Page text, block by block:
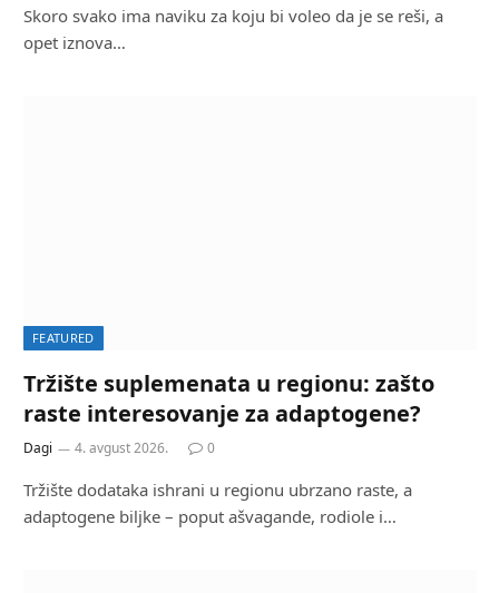
Skoro svako ima naviku za koju bi voleo da je se reši, a
opet iznova…
FEATURED
Tržište suplemenata u regionu: zašto
raste interesovanje za adaptogene?
Dagi 4. avgust 2026. 0
Tržište dodataka ishrani u regionu ubrzano raste, a
adaptogene biljke – poput ašvagande, rodiole i…